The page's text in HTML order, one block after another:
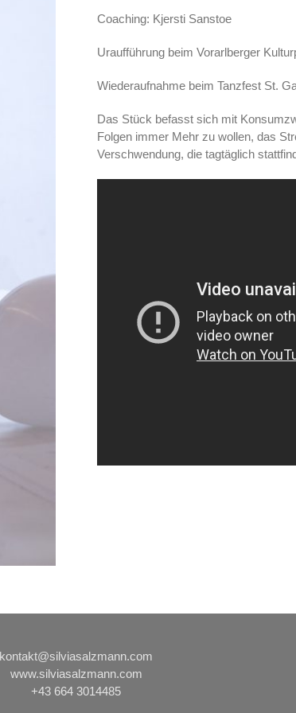
Coaching: Kjersti Sanstoe
Uraufführung beim Vorarlberger
Wiederaufnahme beim Tanzfest St.
Das Stück befasst sich mit
Folgen immer Mehr zu wollen, das
Verschwendung, die tagtäglich
kontakt@silviasalzmann.com
www.silviasalzmann.com
+43 664 3014485